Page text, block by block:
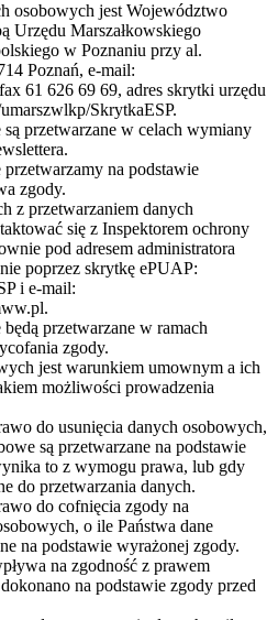
osobowych jest Województwo
Urzędu Marszałkowskiego
w Poznaniu przy al.
Poznań, e-mail:
61 626 69 69, adres skrytki urzędu
SkrytkaESP.
są przetwarzane w celach wymiany
przetwarzamy na podstawie
zgody.
z przetwarzaniem danych
się z Inspektorem ochrony
pod adresem administratora
poprzez skrytkę ePUAP:
i e-mail:
przetwarzane w ramach
zgody.
jest warunkiem umownym a ich
możliwości prowadzenia
do usunięcia danych osobowych,
są przetwarzane na podstawie
to z wymogu prawa, lub gdy
do przetwarzania danych.
do cofnięcia zgody na
o ile Państwa dane
na podstawie wyrażonej zgody.
na zgodność z prawem
na podstawie zgody przed